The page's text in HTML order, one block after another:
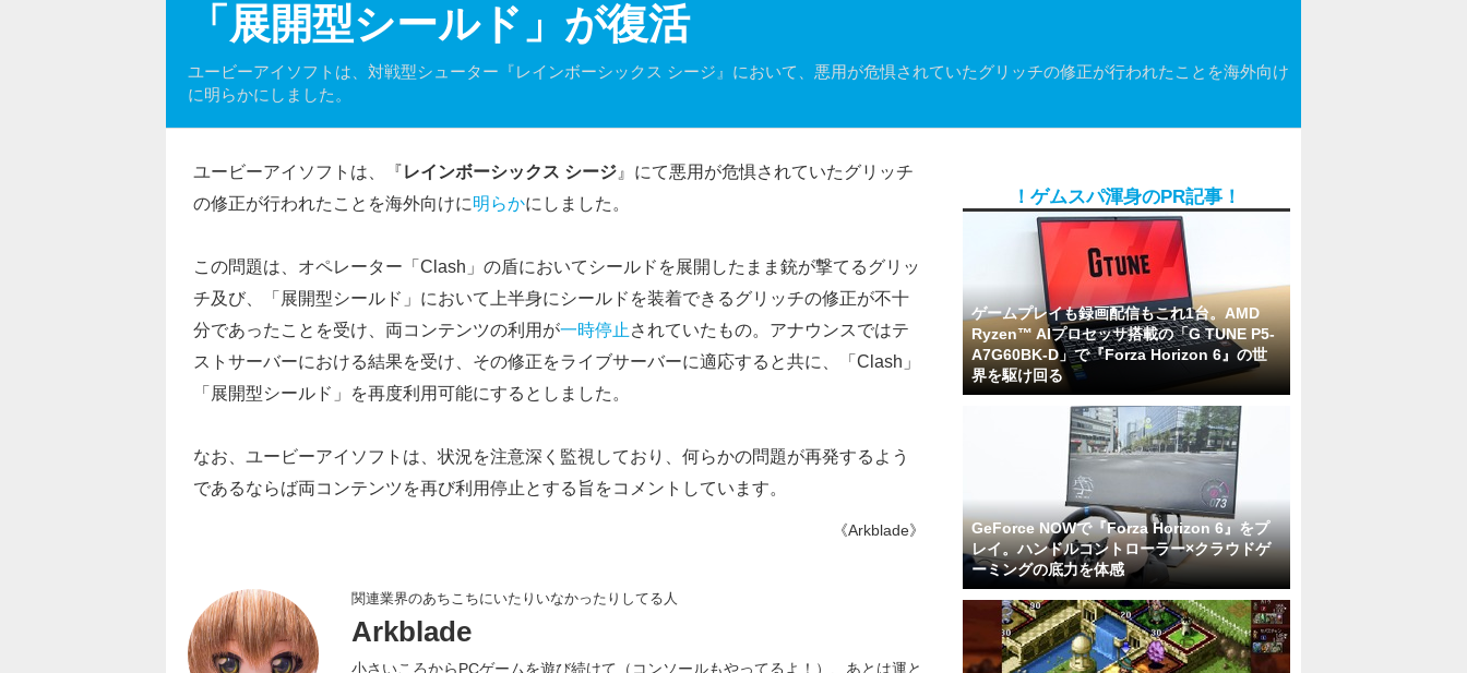
「展開型シールド」が復活
ユービーアイソフトは、対戦型シューター『レインボーシックス シージ』において、悪用が危惧されていたグリッチの修正が行われたことを海外向け
に明らかにしました。
ユービーアイソフトは、『レインボーシックス シージ 』にて悪用が危惧されていたグリッチ
の修正が行われたことを海外向けに明らかにしました。
この問題は、オペレーター「Clash」の盾においてシールドを展開したまま銃が撃てるグリッ
チ及び、「展開型シールド」において上半身にシールドを装着できるグリッチの修正が不十
分であったことを受け、両コンテンツの利用が一時停止 されていたもの。アナウンスではテ
ストサーバーにおける結果を受け、その修正をライブサーバーに適応すると共に、「Clash」
「展開型シールド」を再度利用可能にするとしました。
なお、ユービーアイソフトは、状況を注意深く監視しており、何らかの問題が再発するよう
であるならば両コンテンツを再び利用停止とする旨をコメントしています。
《Arkblade》
関連業界のあちこちにいたりいなかったりしてる人
Arkblade
小さいころからPCゲームを遊び続けて（コンソールもやってるよ！）、あとは運と
！ゲムスパ渾身のPR記事！
ゲームプレイも録画配信もこれ1台。AMD
Ryzen™ AIプロセッサ搭載の「G TUNE P5-
A7G60BK-D」で『Forza Horizon 6』の世
界を駆け回る
GeForce NOWで『Forza Horizon 6』をプ
レイ。ハンドルコントローラー×クラウドゲ
ーミングの底力を体感